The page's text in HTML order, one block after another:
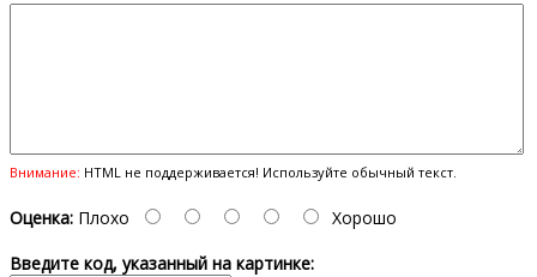
Внимание: HTML не поддерживается! Используйте обычный текст.
Оценка: Плохо
Хорошо
Введите код, указанный на картинке: